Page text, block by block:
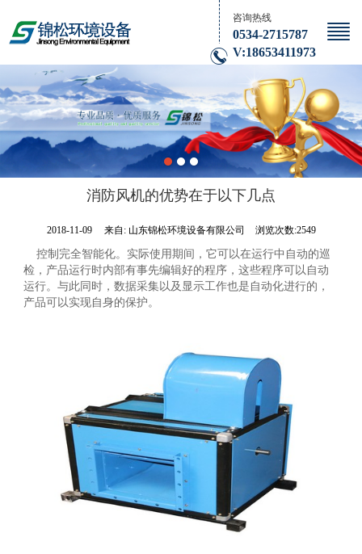
咨询热线
0534-2715787
V:18653411973
消防风机的优势在于以下几点
2018-11-09 来自: 山东锦松环境设备有限公司 浏览次数:2549
控制完全智能化。实际使用期间，它可以在运行中自动的巡
检，产品运行时内部有事先编辑好的程序，这些程序可以自动
运行。与此同时，数据采集以及显示工作也是自动化进行的，
产品可以实现自身的保护。